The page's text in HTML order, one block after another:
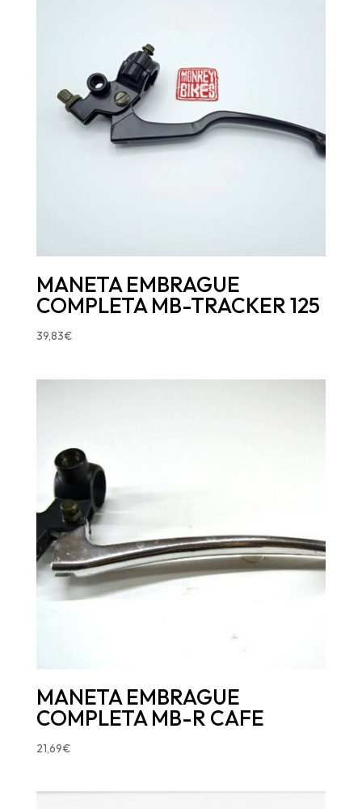
MANETA EMBRAGUE
COMPLETA MB-TRACKER 125
39,83€
MANETA EMBRAGUE
COMPLETA MB-R CAFE
21,69€